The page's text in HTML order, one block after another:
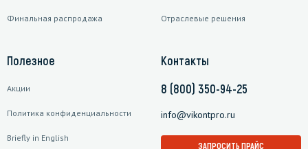
Финальная распродажа Отраслевые решения
Полезное
Акции
Политика конфиденциальности
Briefly in English
Контакты
8 (800) 350-94-25
info@vikontpro.ru
ЗАПРОСИТЬ ПРАЙС